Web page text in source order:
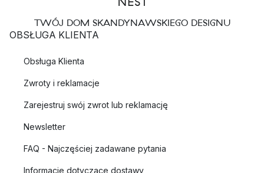
TWÓJ DOM SKANDYNAWSKIEGO DESIGNU
OBSŁUGA KLIENTA
Obsługa Klienta
Zwroty i reklamacje
Zarejestruj swój zwrot lub reklamację
Newsletter
FAQ - Najczęściej zadawane pytania
Informacje dotyczące dostawy